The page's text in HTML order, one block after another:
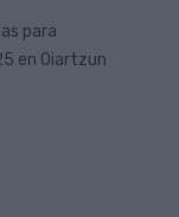
para
en Oiartzun